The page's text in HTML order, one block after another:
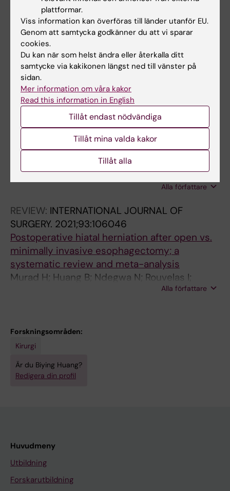
2022;6(4):474-485
Gastric and gastroesophageal junction
cancer: Risk factors and prophylactic
treatments for prevention of peritoneal
recurrence after curative intent surgery
Huang B; Rouvelas I; Nilsson M
REVIEW:CANCERS.2022;14(4):1016
Role of Radiology in the Preoperative
Detection of Arterial Calcification and Celiac
Trunk Stenosis and Its Association with
Anastomotic Leakage Post Esophagectomy,
an Up-to-Date Review of the Literature
Tzortzakakis A; Kalarakis G; Huang B; Terezaki
E; Koltsakis E; Kechagias A; Tsekrekos A;
Alla författare
REVIEW: INTERNATIONAL JOURNAL OF
SURGERY. 2021;93:106046
Postoperative hiatal herniation after open vs.
minimally invasive esophagectomy; a
systematic review and meta-analysis
Murad H; Huang B; Ndegwa N; Rouvelas I;
Alla författare
Forskningsområden:
Kirurgi
Är du Biying Huang?
Redigera din profil
Huvudmeny
Utbildning
Forskarutbildning
plattformar.
Viss information kan överföras till länder utanför EU.
Genom att samtycka godkänner du att vi sparar
cookies.
Du kan när som helst ändra eller återkalla ditt
samtycke via kakikonen längst ned till vänster på
sidan.
Mer information om våra kakor
Read this information in English
Tillåt endast nödvändiga
Tillåt mina valda kakor
Tillåt alla